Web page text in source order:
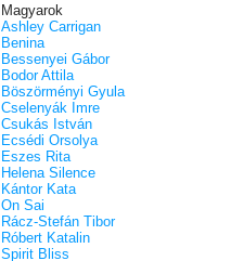
Magyarok
Ashley Carrigan
Benina
Bessenyei Gábor
Bodor Attila
Böszörményi Gyula
Cselenyák Imre
Csukás István
Ecsédi Orsolya
Eszes Rita
Helena Silence
Kántor Kata
On Sai
Rácz-Stefán Tibor
Róbert Katalin
Spirit Bliss